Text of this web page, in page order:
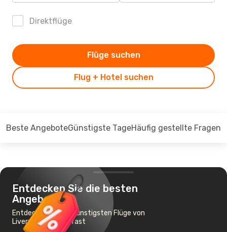
Direktflüge
Flug + Hotel suchen
Flüge suchen
Beste AngeboteGünstigste TageHäufig gestellte Fragen
Entdecken Sie die besten
Angebote
Entdecken Sie die günstigsten Flüge von
Liverpool nach Belfast